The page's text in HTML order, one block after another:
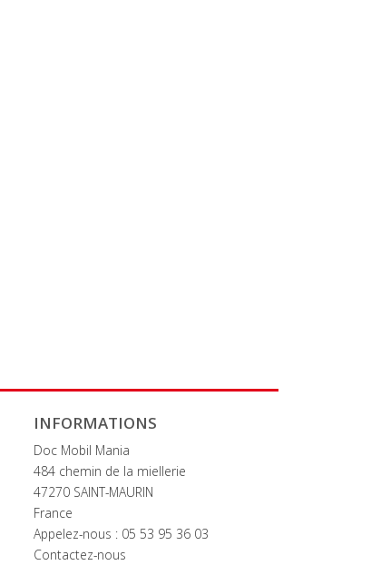
INFORMATIONS
Doc Mobil Mania
484 chemin de la miellerie
47270 SAINT-MAURIN
France
Appelez-nous : 05 53 95 36 03
Contactez-nous